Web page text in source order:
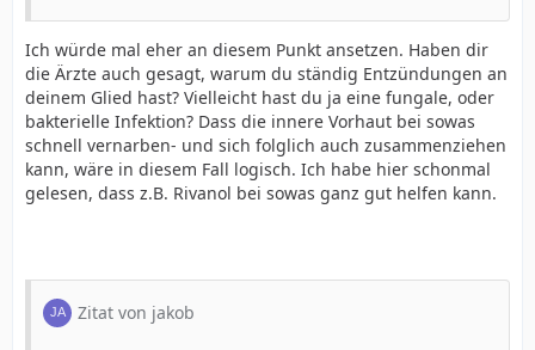
Ich würde mal eher an diesem Punkt ansetzen. Haben dir
die Ärzte auch gesagt, warum du ständig Entzündungen an
deinem Glied hast? Vielleicht hast du ja eine fungale, oder
bakterielle Infektion? Dass die innere Vorhaut bei sowas
schnell vernarben- und sich folglich auch zusammenziehen
kann, wäre in diesem Fall logisch. Ich habe hier schonmal
gelesen, dass z.B. Rivanol bei sowas ganz gut helfen kann.
Zitat von jakob